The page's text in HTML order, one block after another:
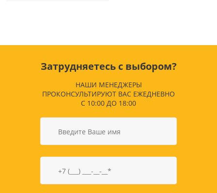
Затрудняетесь с выбором?
НАШИ МЕНЕДЖЕРЫ
ПРОКОНСУЛЬТИРУЮТ ВАС ЕЖЕДНЕВНО
С 10:00 ДО 18:00